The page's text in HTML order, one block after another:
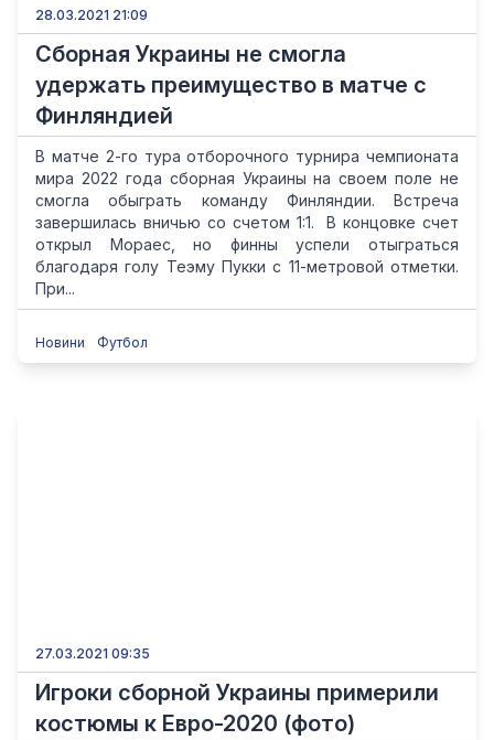
28.03.2021 21:09
Сборная Украины не смогла
удержать преимущество в матче с
Финляндией
В матче 2-го тура отборочного турнира чемпионата
мира 2022 года сборная Украины на своем поле не
смогла обыграть команду Финляндии. Встреча
завершилась вничью со счетом 1:1. В концовке счет
открыл Мораес, но финны успели отыграться
благодаря голу Теэму Пукки с 11-метровой отметки.
При...
Новини Футбол
27.03.2021 09:35
Игроки сборной Украины примерили
костюмы к Евро-2020 (фото)